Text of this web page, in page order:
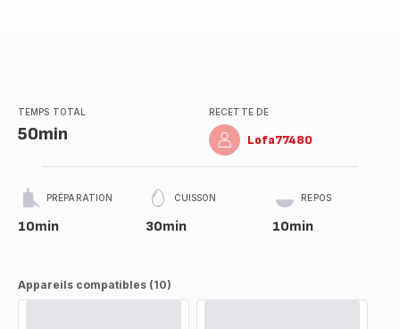
TEMPS TOTAL
50min
RECETTE DE
Lofa77480
PRÉPARATION
10min
CUISSON
30min
REPOS
10min
Appareils compatibles (10)